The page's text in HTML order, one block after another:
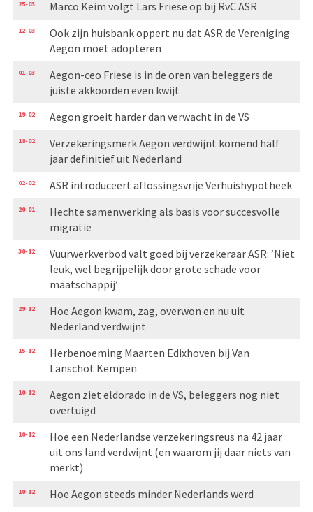
25-03 Marco Keim volgt Lars Friese op bij RvC ASR
12-03
Ook zijn huisbank oppert nu dat ASR de Vereniging
Aegon moet adopteren
01-03
Aegon-ceo Friese is in de oren van beleggers de
juiste akkoorden even kwijt
19-02 Aegon groeit harder dan verwacht in de VS
18-02
Verzekeringsmerk Aegon verdwijnt komend half
jaar definitief uit Nederland
02-02 ASR introduceert aflossingsvrije Verhuishypotheek
20-01
Hechte samenwerking als basis voor succesvolle
migratie
30-12
Vuurwerkverbod valt goed bij verzekeraar ASR: ’Niet
leuk, wel begrijpelijk door grote schade voor
maatschappij’
29-12
Hoe Aegon kwam, zag, overwon en nu uit
Nederland verdwijnt
15-12
Herbenoeming Maarten Edixhoven bij Van
Lanschot Kempen
10-12
Aegon ziet eldorado in de VS, beleggers nog niet
overtuigd
10-12
Hoe een Nederlandse verzekeringsreus na 42 jaar
uit ons land verdwijnt (en waarom jij daar niets van
merkt)
10-12 Hoe Aegon steeds minder Nederlands werd